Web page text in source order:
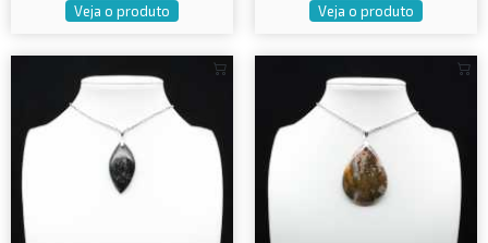
Veja o produto Veja o produto